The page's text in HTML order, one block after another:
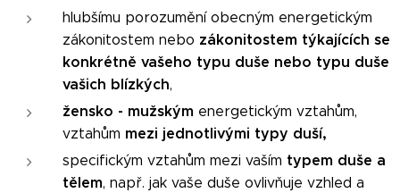
hlubšímu porozumění obecným energetickým
zákonitostem nebo zákonitostem týkajících se
konkrétně vašeho typu duše nebo typu duše
vašich blízkých,
žensko - mužským energetickým vztahům,
vztahům mezi jednotlivými typy duší,
specifickým vztahům mezi vaším typem duše a
tělem, např. jak vaše duše ovlivňuje vzhled a